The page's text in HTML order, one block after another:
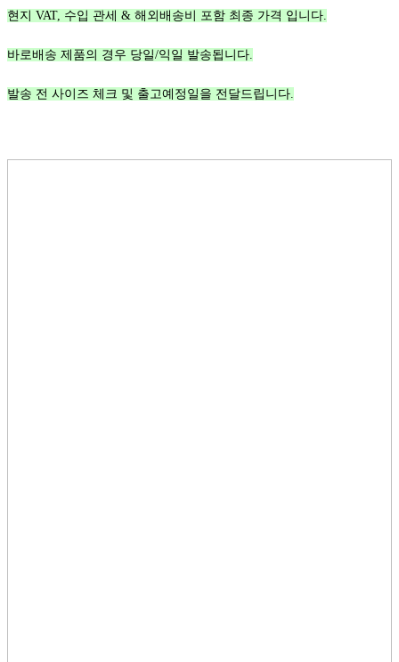
현지 VAT, 수입 관세 & 해외배송비 포함 최종 가격 입니다.
바로배송 제품의 경우 당일/익일 발송됩니다.
발송 전 사이즈 체크 및 출고예정일을 전달드립니다.